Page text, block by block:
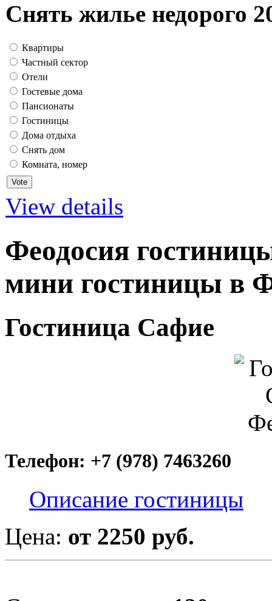
Снять жилье недорого
Квартиры
Частный сектор
Отели
Гостевые дома
Пансионаты
Гостиницы
Дома отдыха
Снять дом
Комната, номер
View details
Феодосия
мини гостиницы в
Гостиница Сафие
Телефон: +7 (978) 7463260
Описание гостиницы
Цена: от 2250 руб.